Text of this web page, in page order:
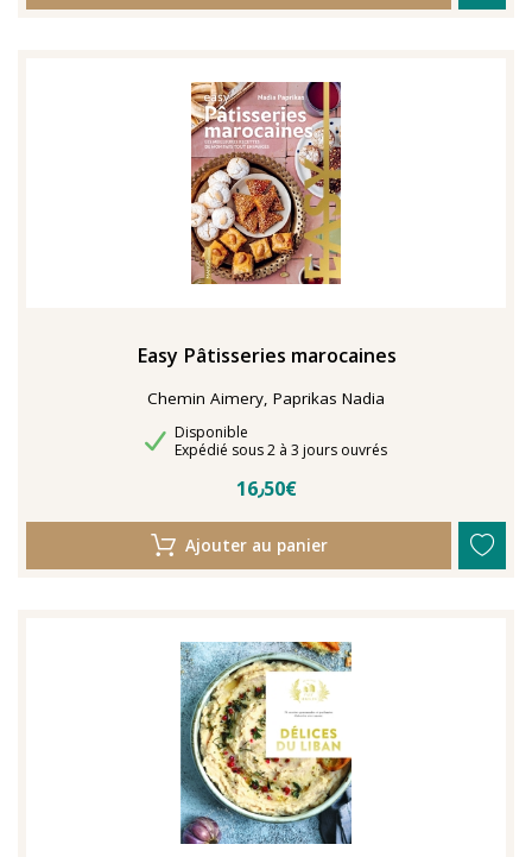
Easy Pâtisseries marocaines
Chemin Aimery, Paprikas Nadia
Disponibilité
Disponible
Délais de livraison
Expédié sous 2 à 3 jours ouvrés
16٫50€
Ajouter au panier